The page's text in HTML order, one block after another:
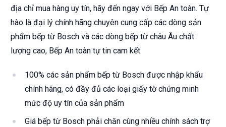
địa chỉ mua hàng uy tín, hãy đến ngay với Bếp An toàn. Tự
hào là đại lý chính hãng chuyên cung cấp các dòng sản
phẩm bếp từ Bosch và các dòng bếp từ châu Âu chất
lượng cao, Bếp An toàn tự tin cam kết:
100% các sản phẩm bếp từ Bosch được nhập khẩu
chính hãng, có đầy đủ các loại giấy tờ chứng minh
mức độ uy tín của sản phẩm
Giá bếp từ Bosch phải chăn cùng nhiều chính sách trợ